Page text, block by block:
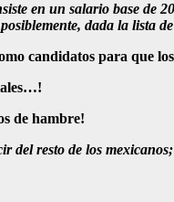
en un salario base de
dada la lista
candidatos para que
de hambre!
del resto de los